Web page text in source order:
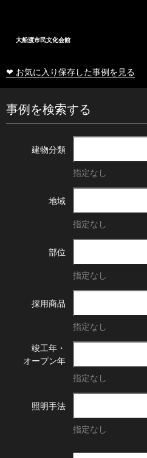
大船渡市民文化会館
❤ お気に入り保存した事例を見る
事例を検索する
建物分類
指定なし
地域
指定なし
部位
指定なし
採用商品
指定なし
竣工年・
オープン年
指定なし
照明手法
指定なし